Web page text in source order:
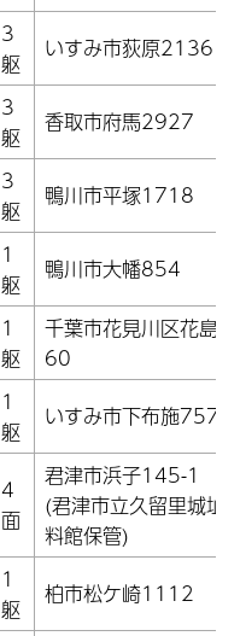
3
躯
いすみ市荻原2136
3
躯
香取市府馬2927
3
躯
鴨川市平塚1718
1
躯
鴨川市大幡854
1
躯
千葉市花見川区花島町
60
1
躯
いすみ市下布施757
4
面
君津市浜子145-1
(君津市立久留里城址
料館保管)
1
躯
柏市松ケ崎1112